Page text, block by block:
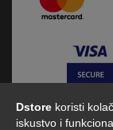
Dstore koristi
iskustvo i